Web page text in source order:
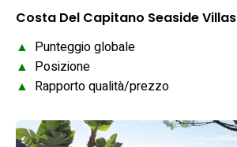
Costa Del Capitano Seaside Villas
▲ Punteggio globale
▲ Posizione
▲ Rapporto qualità/prezzo